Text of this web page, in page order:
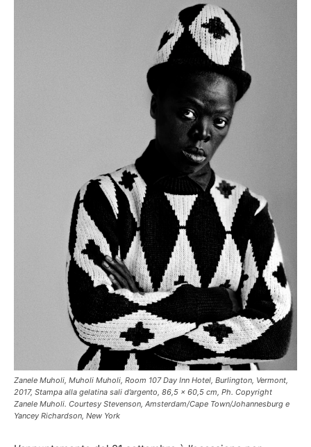
Zanele Muholi, Muholi Muholi, Room 107 Day Inn Hotel, Burlington, Vermont,
2017, Stampa alla gelatina sali d’argento, 86,5 x 60,5 cm, Ph. Copyright
Zanele Muholi. Courtesy Stevenson, Amsterdam/Cape Town/Johannesburg e
Yancey Richardson, New York